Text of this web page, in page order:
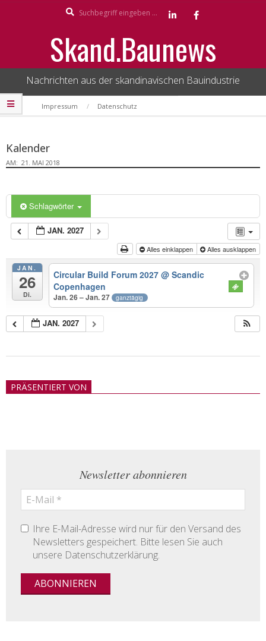
Skand.Baunews
Nachrichten aus der skandinavischen Bauindustrie
Secondary
Navigation
Impressum Datenschutz
Kalender
AM: 21. MAI 2018
Schlagwörter
JAN. 2027
Alles einklappen Alles ausklappen
JAN.
26
Di.
Circular Build Forum 2027@ Scandic
Copenhagen
Jan. 26 – Jan. 27 ganztägig
JAN. 2027
21
PRÄSENTIERT VON
Newsletter abonnieren
Ihre E-Mail-Adresse wird nur für den Versand des
Newsletters gespeichert. Bitte lesen Sie auch
unsere Datenschutzerklärung.